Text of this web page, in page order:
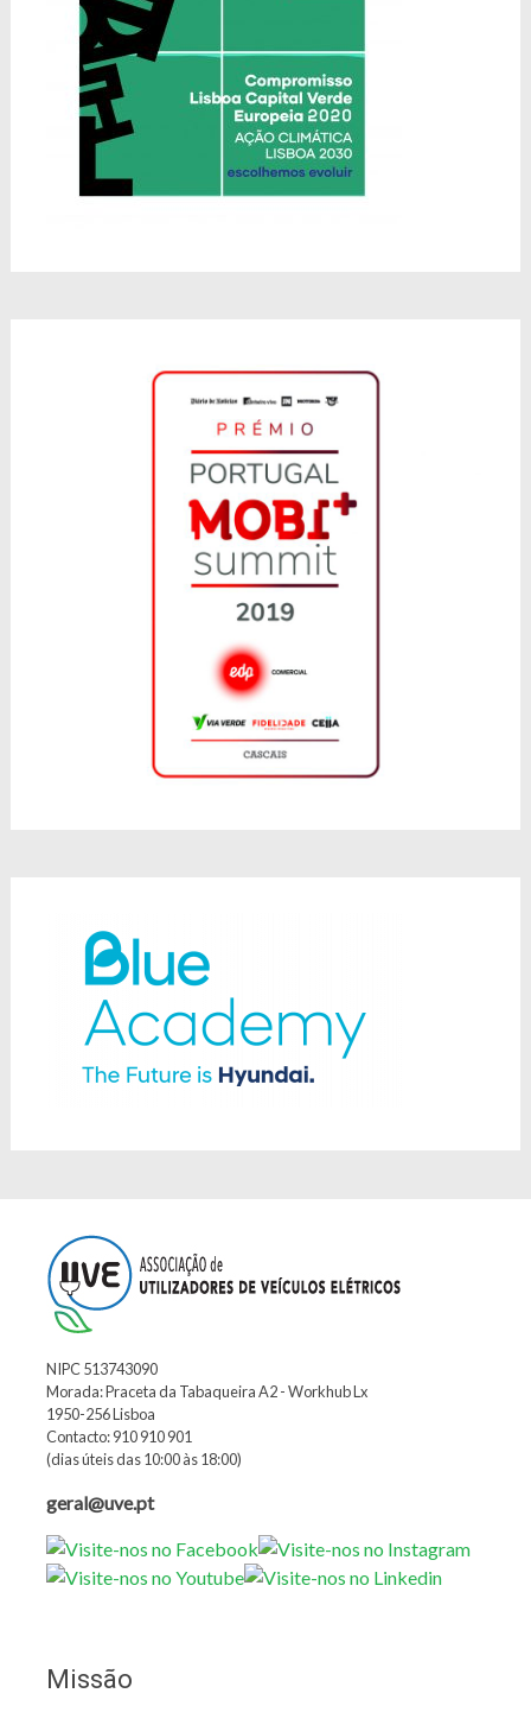
NIPC 513743090
Morada: Praceta da Tabaqueira A2 - Workhub Lx
1950-256 Lisboa
Contacto: 910 910 901
(dias úteis das 10:00 às 18:00)
geral@uve.pt
Missão